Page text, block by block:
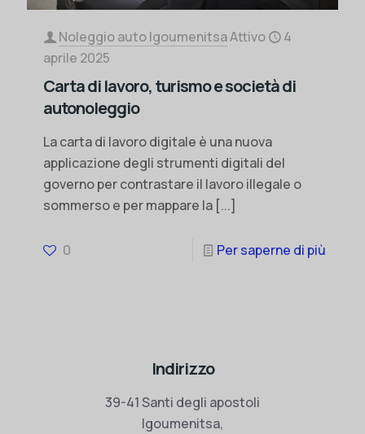
Noleggio auto IgoumenitsaAttivo
4
aprile 2025
Carta di lavoro, turismo e società di
autonoleggio
La carta di lavoro digitale è una nuova
applicazione degli strumenti digitali del
governo per contrastare il lavoro illegale o
sommerso e per mappare la [...]
0 Per saperne di più
Indirizzo
39-41 Santi degli apostoli
Igoumenitsa,